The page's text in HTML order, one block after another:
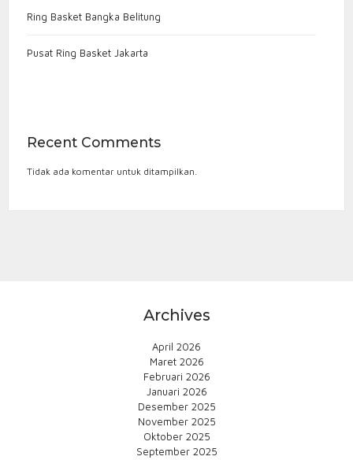
Ring Basket Bangka Belitung
Pusat Ring Basket Jakarta
Recent Comments
Tidak ada komentar untuk ditampilkan.
Archives
April 2026
Maret 2026
Februari 2026
Januari 2026
Desember 2025
November 2025
Oktober 2025
September 2025